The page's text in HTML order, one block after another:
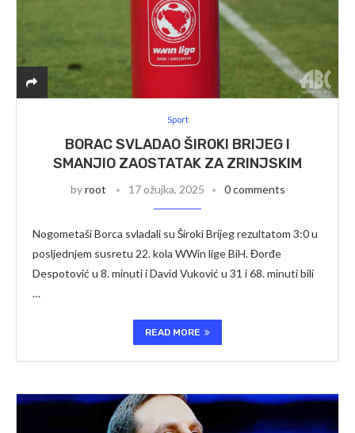
Sport
BORAC SVLADAO ŠIROKI BRIJEG I
SMANJIO ZAOSTATAK ZA ZRINJSKIM
byroot 17 ožujka, 2025 0 comments
Nogometaši Borca svladali su Široki Brijeg rezultatom 3:0 u
posljednjem susretu 22. kola WWin lige BiH. Đorđe
Despotović u 8. minuti i David Vuković u 31 i 68. minuti bili
…
READ MORE